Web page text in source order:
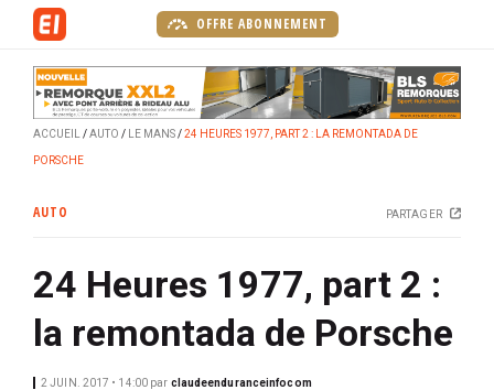
OFFRE ABONNEMENT
ACCUEIL AUTO LE MANS 24 HEURES 1977, PART 2 : LA REMONTADA DE
PORSCHE
AUTO PARTAGER
24 Heures 1977, part 2 :
la remontada de Porsche
2 JUIN. 2017 • 14:00 par claudeenduranceinfocom